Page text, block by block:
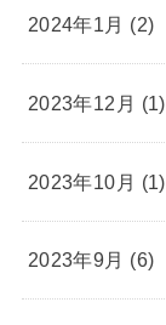
2024年1月 (2)
2023年12月 (1)
2023年10月 (1)
2023年9月 (6)